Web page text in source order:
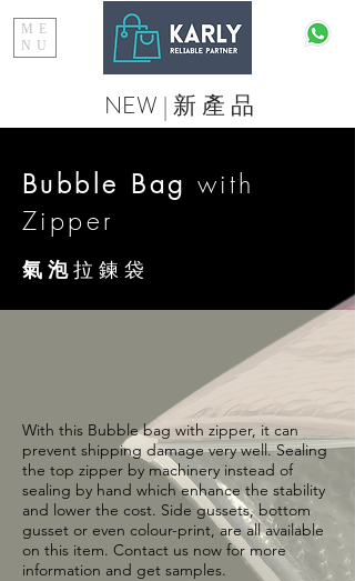
ME
NU
NEW | 新 ​產 品
Bubble Bag with
Zipper
氣 泡拉 鍊 袋
With this Bubble bag with zipper, it can
prevent shipping damage very well. Sealing
the top zipper by machinery instead of
sealing by hand which enhance the stability
and lower the cost. Side gussets, bottom
gusset or even colour-print, are all available
on this item. Contact us now for more
information and get samples.